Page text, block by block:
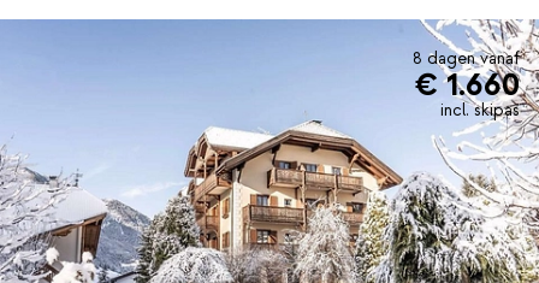
hotel en tevens de eigenaar zorgt ’s avonds voor heerlijke
Italiaanse en streekgerechten en af en toe organiseert het hotel
een gezellige avond met live muziek of een après-ski avond. In
dit hotel raak je nooit verveeld!Bij een verblijf in Sporthotel Platz
kun je gratis of met korting meedoen met de activiteiten van Val
Gardena Active zoals een sneeuwschoen excursie, langlaufen of
schaatsen. Meer informatie kunt u hiervinden.
8 dagen vanaf
€ 1.660
incl. skipas